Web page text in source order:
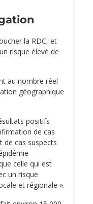
la RDC, et
risque élevé de
au nombre réel
géographique
positifs
de cas
de cas suspects
celle qui est
un risque
et régionale ».